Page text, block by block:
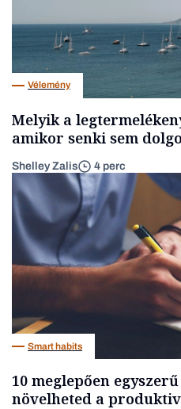
Vélemény
Melyik a
amikor senki sem
Shelley Zalis 4 perc
Smart habits
10 meglepően
növelheted a